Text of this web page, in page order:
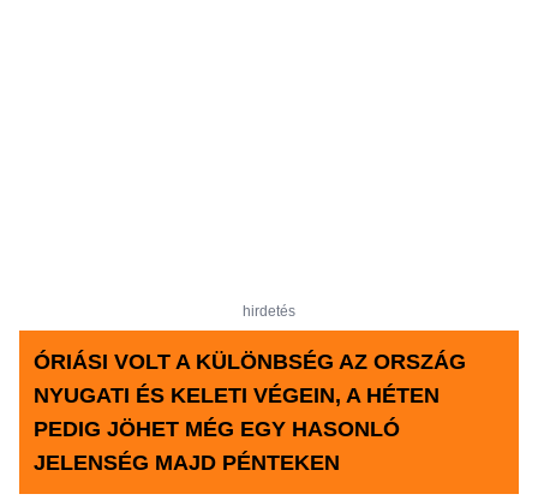
hirdetés
ÓRIÁSI VOLT A KÜLÖNBSÉG AZ ORSZÁG
NYUGATI ÉS KELETI VÉGEIN, A HÉTEN
PEDIG JÖHET MÉG EGY HASONLÓ
JELENSÉG MAJD PÉNTEKEN